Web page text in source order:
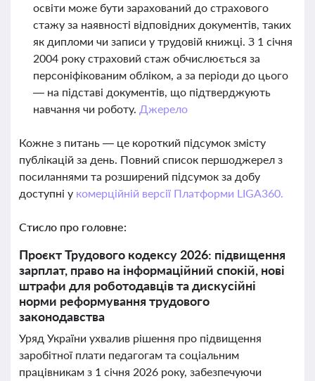
освіти може бути зарахований до страхового
стажу за наявності відповідних документів, таких
як дипломи чи записи у трудовій книжці. З 1 січня
2004 року страховий стаж обчислюється за
персоніфікованим обліком, а за періоди до цього
— на підставі документів, що підтверджують
навчання чи роботу. Джерело
Кожне з питань — це короткий підсумок змісту
публікацій за день. Повний список першоджерел з
посиланнями та розширений підсумок за добу
доступні у комерційній версії Платформи LIGA360.
Стисло про головне:
Проєкт Трудового кодексу 2026: підвищення
зарплат, право на інформаційний спокій, нові
штрафи для роботодавців та дискусійні
норми реформування трудового
законодавства
Уряд України ухвалив рішення про підвищення
заробітної плати педагогам та соціальним
працівникам з 1 січня 2026 року, забезпечуючи